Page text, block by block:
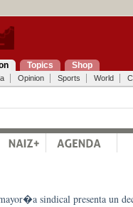
Topics Shop
Opinion Sports World
sindical presenta un